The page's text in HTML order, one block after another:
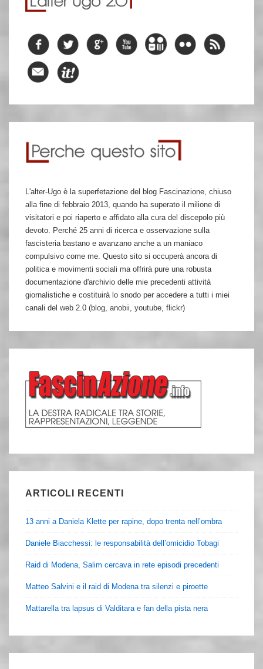
L'alter-Ugo è la superfetazione del blog Fascinazione, chiuso
alla fine di febbraio 2013, quando ha superato il milione di
visitatori e poi riaperto e affidato alla cura del discepolo più
devoto. Perché 25 anni di ricerca e osservazione sulla
fascisteria bastano e avanzano anche a un maniaco
compulsivo come me. Questo sito si occuperà ancora di
politica e movimenti sociali ma offrirà pure una robusta
documentazione d'archivio delle mie precedenti attività
giornalistiche e costituirà lo snodo per accedere a tutti i miei
canali del web 2.0 (blog, anobii, youtube, flickr)
ARTICOLI RECENTI
13 anni a Daniela Klette per rapine, dopo trenta nell’ombra
Daniele Biacchessi: le responsabilità dell’omicidio Tobagi
Raid di Modena, Salim cercava in rete episodi precedenti
Matteo Salvini e il raid di Modena tra silenzi e piroette
Mattarella tra lapsus di Valditara e fan della pista nera